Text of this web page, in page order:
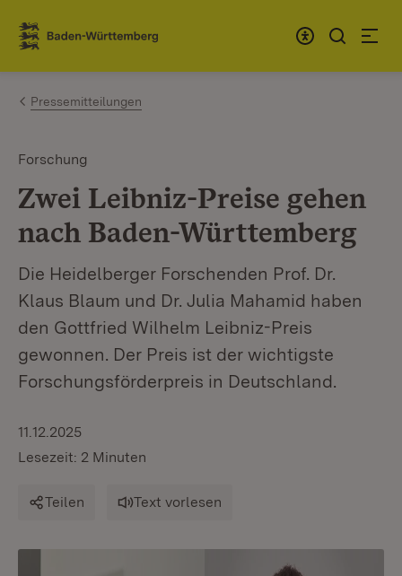
Zum Inhalt springen
Link zur Startseite
Pressemitteilungen
Forschung
Zwei Leibniz-Preise gehen
nach Baden-Württemberg
Die Heidelberger Forschenden Prof. Dr.
Klaus Blaum und Dr. Julia Mahamid haben
den Gottfried Wilhelm Leibniz-Preis
gewonnen. Der Preis ist der wichtigste
Forschungsförderpreis in Deutschland.
11.12.2025
Lesezeit: 2 Minuten
Teilen Text vorlesen